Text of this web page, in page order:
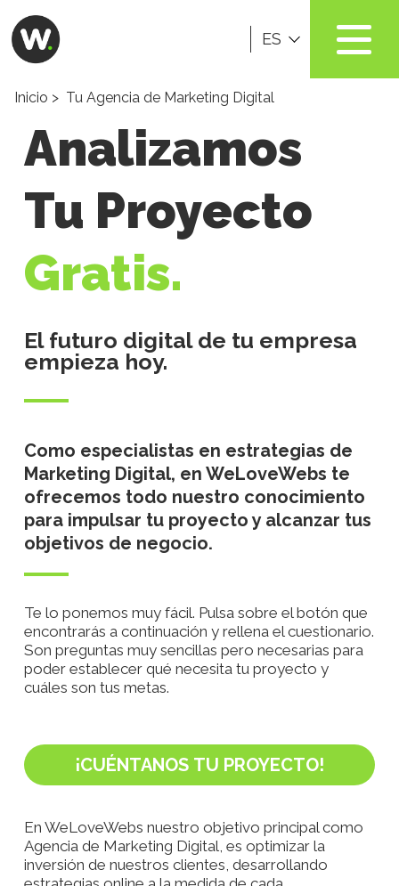
ES
Inicio > Tu Agencia de Marketing Digital
Analizamos
Tu Proyecto
Gratis.
El futuro digital de tu empresa
empieza hoy.
Como especialistas en estrategias de
Marketing Digital, en WeLoveWebs te
ofrecemos todo nuestro conocimiento
para impulsar tu proyecto y alcanzar tus
objetivos de negocio.
Te lo ponemos muy fácil. Pulsa sobre el botón que
encontrarás a continuación y rellena el cuestionario.
Son preguntas muy sencillas pero necesarias para
poder establecer qué necesita tu proyecto y
cuáles son tus metas.
¡CUÉNTANOS TU PROYECTO!
En WeLoveWebs nuestro objetivo principal como
Agencia de Marketing Digital, es optimizar la
inversión de nuestros clientes, desarrollando